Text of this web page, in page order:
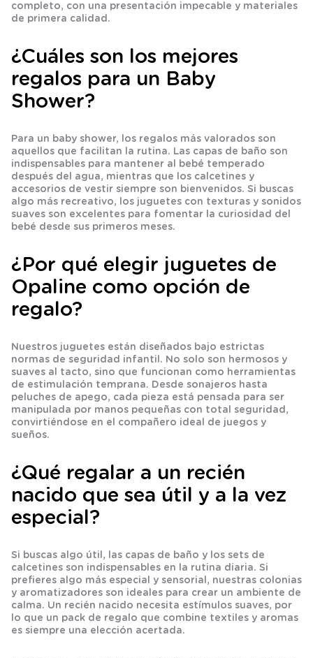
completo, con una presentación impecable y materiales
de primera calidad.
¿Cuáles son los mejores
regalos para un Baby
Shower?
Para un baby shower, los regalos más valorados son
aquellos que facilitan la rutina. Las capas de baño son
indispensables para mantener al bebé temperado
después del agua, mientras que los calcetines y
accesorios de vestir siempre son bienvenidos. Si buscas
algo más recreativo, los juguetes con texturas y sonidos
suaves son excelentes para fomentar la curiosidad del
bebé desde sus primeros meses.
¿Por qué elegir juguetes de
Opaline como opción de
regalo?
Nuestros juguetes están diseñados bajo estrictas
normas de seguridad infantil. No solo son hermosos y
suaves al tacto, sino que funcionan como herramientas
de estimulación temprana. Desde sonajeros hasta
peluches de apego, cada pieza está pensada para ser
manipulada por manos pequeñas con total seguridad,
convirtiéndose en el compañero ideal de juegos y
sueños.
¿Qué regalar a un recién
nacido que sea útil y a la vez
especial?
Si buscas algo útil, las capas de baño y los sets de
calcetines son indispensables en la rutina diaria. Si
prefieres algo más especial y sensorial, nuestras colonias
y aromatizadores son ideales para crear un ambiente de
calma. Un recién nacido necesita estímulos suaves, por
lo que un pack de regalo que combine textiles y aromas
es siempre una elección acertada.